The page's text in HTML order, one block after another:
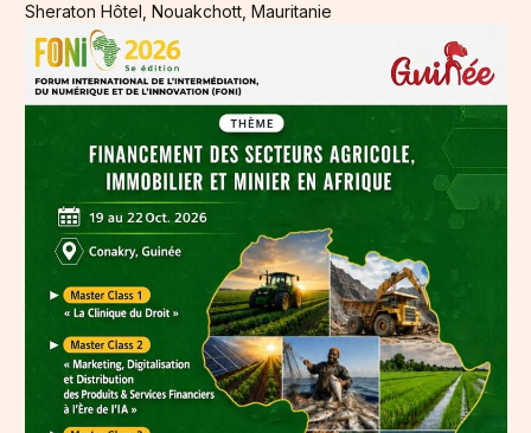
Sheraton Hôtel, Nouakchott, Mauritanie